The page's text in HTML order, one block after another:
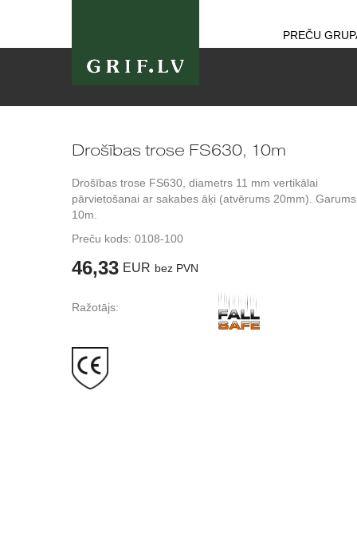
PREČU
Drošības trose FS630, 10m
Drošības trose FS630, diametrs 11 mm vertikālai
pārvietošanai ar sakabes āķi (atvērums 20mm). Garums
10m.
Preču kods: 0108-100
46,33 EUR bez PVN
Ražotājs: